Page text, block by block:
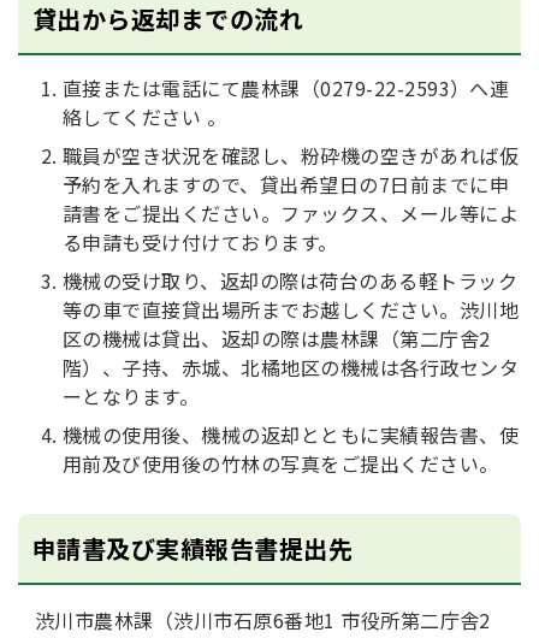
貸出から返却までの流れ
直接または電話にて農林課（0279-22-2593）へ連
絡してください 。
職員が空き状況を確認し、粉砕機の空きがあれば仮
予約を入れますので、貸出希望日の7日前までに申
請書をご提出ください。ファックス、メール等によ
る申請も受け付けております。
機械の受け取り、返却の際は荷台のある軽トラック
等の車で直接貸出場所までお越しください。渋川地
区の機械は貸出、返却の際は農林課（第二庁舎2
階）、子持、赤城、北橘地区の機械は各行政センタ
ーとなります。
機械の使用後、機械の返却とともに実績報告書、使
用前及び使用後の竹林の写真をご提出ください。
申請書及び実績報告書提出先
渋川市農林課（渋川市石原6番地1 市役所第二庁舎2